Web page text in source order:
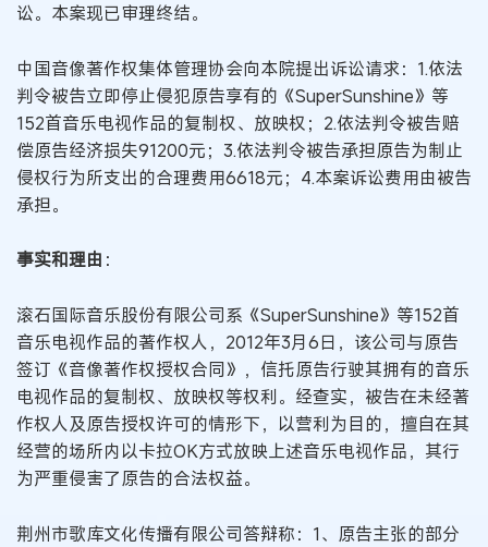
讼。本案现已审理终结。
中国音像著作权集体管理协会向本院提出诉讼请求：1.依法
判令被告立即停止侵犯原告享有的《SuperSunshine》等
152首音乐电视作品的复制权、放映权；2.依法判令被告赔
偿原告经济损失91200元；3.依法判令被告承担原告为制止
侵权行为所支出的合理费用6618元；4.本案诉讼费用由被告
承担。
事实和理由 ：
滚石国际音乐股份有限公司系《SuperSunshine》等152首
音乐电视作品的著作权人，2012年3月6日，该公司与原告
签订《音像著作权授权合同》，信托原告行驶其拥有的音乐
电视作品的复制权、放映权等权利。经查实，被告在未经著
作权人及原告授权许可的情形下，以营利为目的，擅自在其
经营的场所内以卡拉OK方式放映上述音乐电视作品，其行
为严重侵害了原告的合法权益。
荆州市歌库文化传播有限公司答辩称：1、原告主张的部分